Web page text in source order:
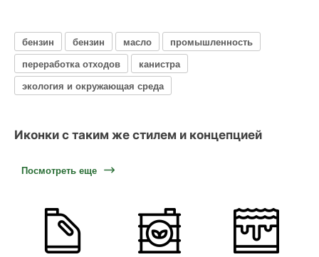
бензин бензин масло
промышленность
переработка отходов
канистра
экология и окружающая среда
Иконки с таким же стилем и концепцией
Посмотреть еще